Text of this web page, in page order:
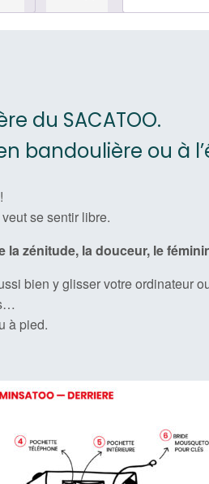
du SACATOO.
bandoulière ou à
se sentir libre.
la zénitude, la douceur, le
bien y glisser votre ordinateur
à pied.